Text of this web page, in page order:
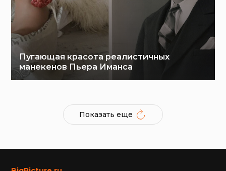
Пугающая красота реалистичных
манекенов Пьера Иманса
Показать еще